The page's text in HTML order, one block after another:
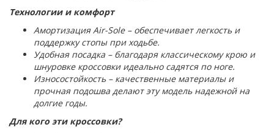
Технологии и комфорт
Амортизация Air-Sole – обеспечивает легкость и
поддержку стопы при ходьбе.
Удобная посадка – благодаря классическому крою и
шнуровке кроссовки идеально садятся по ноге.
Износостойкость – качественные материалы и
прочная подошва делают эту модель надежной на
долгие годы.
Для кого эти кроссовки?